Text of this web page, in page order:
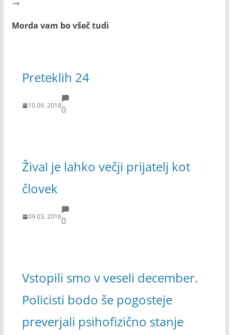
Morda vam bo všeč tudi
Preteklih 24
10.09. 20180
Žival je lahko večji prijatelj kot
človek
09.03. 20160
Vstopili smo v veseli december.
Policisti bodo še pogosteje
preverjali psihofizično stanje